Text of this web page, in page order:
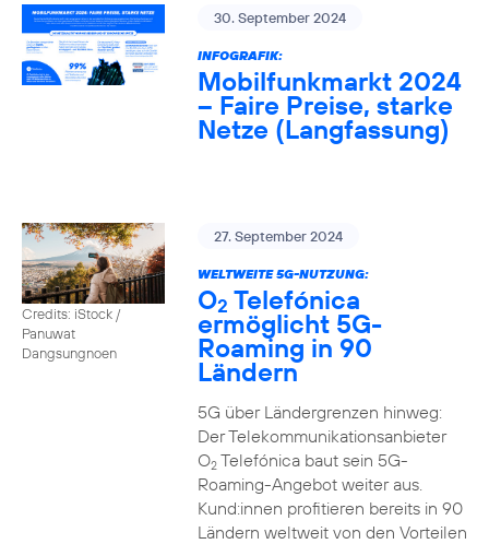
30. September 2024
INFOGRAFIK:
Mobilfunkmarkt 2024
– Faire Preise, starke
Netze (Langfassung)
Credits: iStock /
Panuwat
Dangsungnoen
27. September 2024
WELTWEITE 5G-NUTZUNG:
O2 Telefónica
ermöglicht 5G-
Roaming in 90
Ländern
5G über Ländergrenzen hinweg:
Der Telekommunikationsanbieter
O2Telefónica baut sein 5G-
Roaming-Angebot weiter aus.
Kund:innen profitieren bereits in 90
Ländern weltweit von den Vorteilen